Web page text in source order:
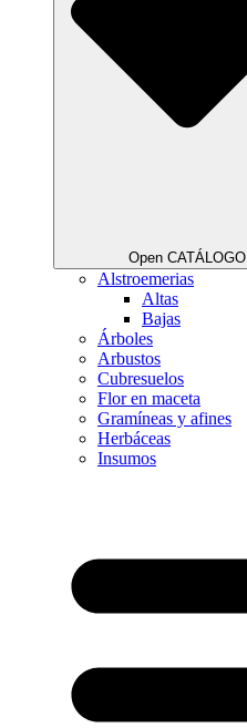
Open CATÁLOGO
Alstroemerias
Altas
Bajas
Árboles
Arbustos
Cubresuelos
Flor en maceta
Gramíneas y afines
Herbáceas
Insumos